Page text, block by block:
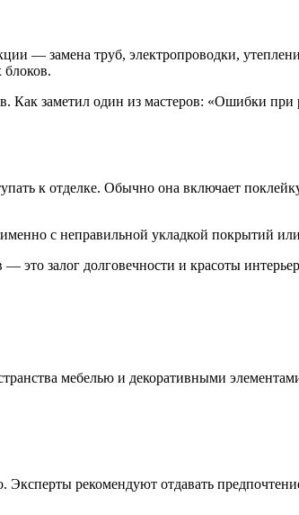
— замена труб, электропроводки,
блоков.
Как заметил один из мастеров: «Ошибки
к отделке. Обычно она включает
с неправильной укладкой покрытий
это залог долговечности и красоты
мебелью и декоративными
рекомендуют отдавать